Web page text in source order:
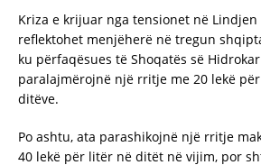
Kriza e krijuar nga tensionet në
reflektohet menjëherë në tregun
ku përfaqësues të Shoqatës së
paralajmërojnë një rritje me 20 lekë
ditëve.
Po ashtu, ata parashikojnë një rritje
40 lekë për litër në ditët në vijim, por